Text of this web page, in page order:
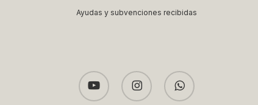
Ayudas y subvenciones recibidas
youtube instagram whatsapp